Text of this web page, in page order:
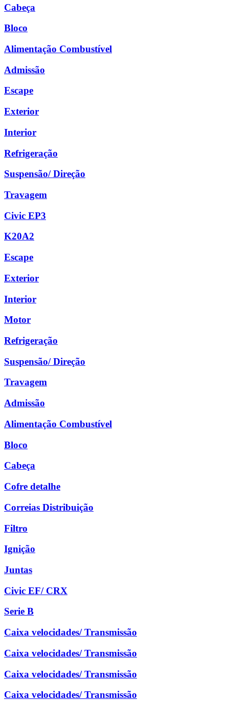
Cabeça
Bloco
Alimentação Combustível
Admissão
Escape
Exterior
Interior
Refrigeração
Suspensão/ Direção
Travagem
Civic EP3
K20A2
Escape
Exterior
Interior
Motor
Refrigeração
Suspensão/ Direção
Travagem
Admissão
Alimentação Combustível
Bloco
Cabeça
Cofre detalhe
Correias Distribuição
Filtro
Ignição
Juntas
Civic EF/ CRX
Serie B
Caixa velocidades/ Transmissão
Caixa velocidades/ Transmissão
Caixa velocidades/ Transmissão
Caixa velocidades/ Transmissão